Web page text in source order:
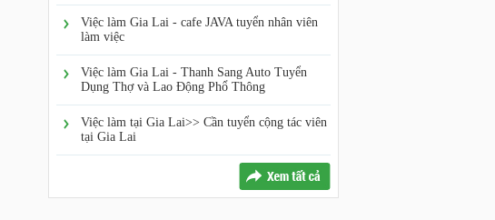
Việc làm Gia Lai - cafe JAVA tuyển nhân viên
làm việc
Việc làm Gia Lai - Thanh Sang Auto Tuyển
Dụng Thợ và Lao Động Phổ Thông
Việc làm tại Gia Lai>> Cần tuyển cộng tác viên
tại Gia Lai